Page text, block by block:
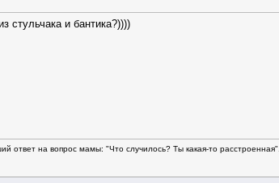
стульчака и бантика?))))
ответ на вопрос мамы: "Что случилось? Ты какая-то расстроенная".